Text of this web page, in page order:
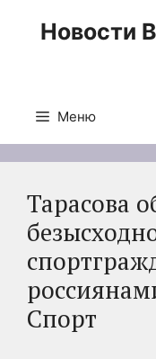
Новости
Меню
Тарасова
Спорт